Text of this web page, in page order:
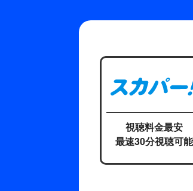
視聴料金最安
最速30分視聴可能